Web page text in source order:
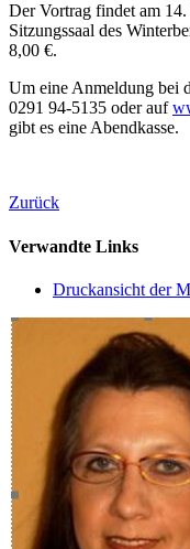
Der Vortrag findet am
Sitzungssaal des
8,00 €.
Um eine Anmeldung bei
0291 94-5135 oder auf
gibt es eine Abendkasse.
Zurück
Verwandte Links
Druckansicht der